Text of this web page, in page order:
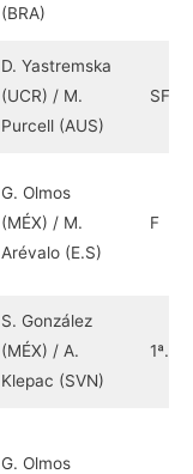
(BRA)
D. Yastremska
(UCR) / M.
Purcell (AUS)
SF
G. Olmos
(MÉX) / M.
Arévalo (E.S)
F
S. González
(MÉX) / A.
Klepac (SVN)
1ª.
G. Olmos